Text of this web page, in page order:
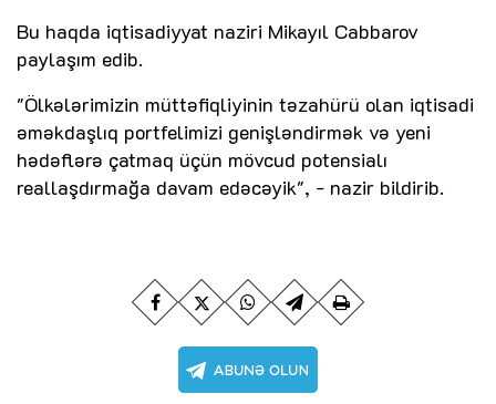
Bu haqda iqtisadiyyat naziri Mikayıl Cabbarov
paylaşım edib.
"Ölkələrimizin müttəfiqliyinin təzahürü olan iqtisadi
əməkdaşlıq portfelimizi genişləndirmək və yeni
hədəflərə çatmaq üçün mövcud potensialı
reallaşdırmağa davam edəcəyik", - nazir bildirib.